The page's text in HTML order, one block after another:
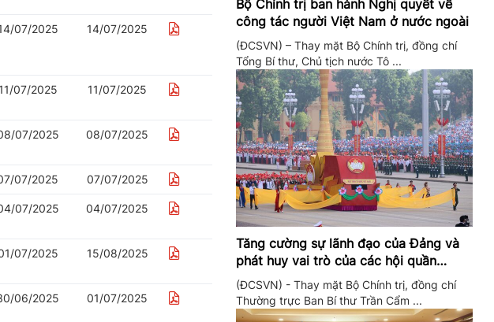
07/2025 14/07/2025
11/07/2025 11/07/2025
07/2025 08/07/2025
07/2025 07/07/2025
07/2025 04/07/2025
07/2025 15/08/2025
06/2025 01/07/2025
Bộ Chính trị ban hành Nghị quyết về
công tác người Việt Nam ở nước ngoài
(ĐCSVN) – Thay mặt Bộ Chính trị, đồng chí
Tổng Bí thư, Chủ tịch nước Tô ...
Tăng cường sự lãnh đạo của Đảng và
phát huy vai trò của các hội quần
chúng trong giai đoạn phát triển mới
(ĐCSVN) - Thay mặt Bộ Chính trị, đồng chí
Thường trực Ban Bí thư Trần Cẩm ...